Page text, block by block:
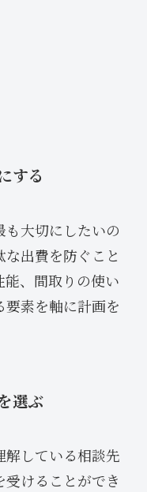
する
大切にしたいの
出費を防ぐこと
、間取りの使い
素を軸に計画を
選ぶ
している相談先
けることができ